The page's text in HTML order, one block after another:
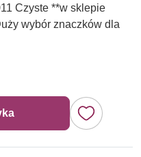
Czyste **w sklepie
wybór znaczków dla